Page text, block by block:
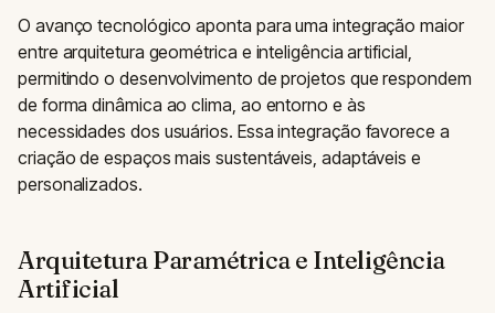
O avanço tecnológico aponta para uma integração maior
entre arquitetura geométrica e inteligência artificial,
permitindo o desenvolvimento de projetos que respondem
de forma dinâmica ao clima, ao entorno e às
necessidades dos usuários. Essa integração favorece a
criação de espaços mais sustentáveis, adaptáveis e
personalizados.
Arquitetura Paramétrica e Inteligência
Artificial